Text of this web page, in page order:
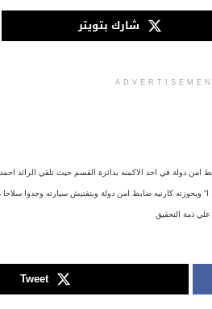
شارك بتويتر
دولة في احد الاكمنه بدائرة القسم حيث تلقي الرائد
كارنيه ضابط امن دولة وبتفتيش سيارته وجدوا سلاحا
Tweet